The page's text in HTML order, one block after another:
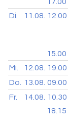
Di.
11.08. 12.00
15.00
Mi.
12.08. 19.00
Do.
13.08. 09.00
Fr.
14.08. 10.30
18.15